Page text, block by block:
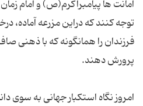
امانت ها پیامبراکرم(ص) و امام
توجه کنند که دراین مزرعه آماده،
فرزندان را همانگونه که با ذهنی
امروز نگاه استکبار جهانی به سوی